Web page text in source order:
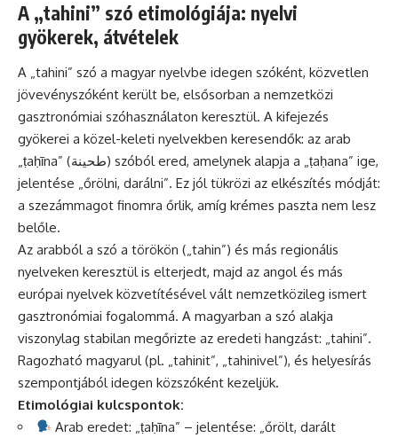
A „tahini” szó etimológiája: nyelvi
gyökerek, átvételek
A „tahini” szó a magyar nyelvbe idegen szóként, közvetlen
jövevényszóként került be, elsősorban a nemzetközi
gasztronómiai szóhasználaton keresztül. A kifejezés
gyökerei a közel-keleti nyelvekben keresendők: az arab
„ṭaḥīna” (طحينة) szóból ered, amelynek alapja a „ṭaḥana” ige,
jelentése „őrölni, darálni”. Ez jól tükrözi az elkészítés módját:
a szezámmagot finomra őrlik, amíg krémes paszta nem lesz
belőle.
Az arabból a szó a törökön („tahin”) és más regionális
nyelveken keresztül is elterjedt, majd az angol és más
európai nyelvek közvetítésével vált nemzetközileg ismert
gasztronómiai fogalommá. A magyarban a szó alakja
viszonylag stabilan megőrizte az eredeti hangzást: „tahini”.
Ragozható magyarul (pl. „tahinit”, „tahinivel”), és helyesírás
szempontjából idegen közszóként kezeljük.
Etimológiai kulcspontok:
Arab eredet: „ṭaḥīna” – jelentése: „őrölt, darált